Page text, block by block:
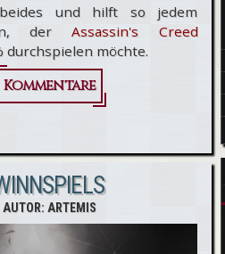
und hilft so jedem
derAssassin's Creed
durchspielen möchte.
Assassin's
...
Kommentare
ARTEMIS